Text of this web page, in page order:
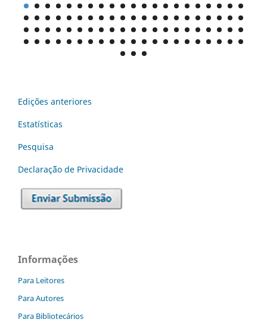
Edições anteriores
Estatísticas
Pesquisa
Declaraç˜ão de Privacidade
Informações
Para Leitores
Para Autores
Para Bibliotecários